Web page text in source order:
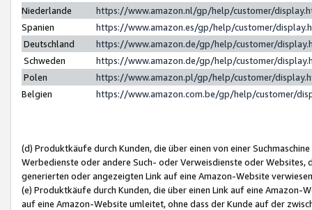
Niederlande
https://www.amazon.nl/gp/help/customer/
Spanien
https://www.amazon.es/gp/help/customer/
Deutschland
https://www.amazon.de/gp/help/customer/
Schweden
https://www.amazon.de/gp/help/customer/
Polen
https://www.amazon.pl/gp/help/customer/
Belgien
https://www.amazon.com.be/gp/help/customer/
(d) Produktkäufe durch Kunden, die über einen von einer
Werbedienste oder andere Such- oder Verweisdienste oder Websites,
generierten oder angezeigten Link auf eine Amazon-Website
(e) Produktkäufe durch Kunden, die über einen Link auf eine
auf eine Amazon-Website umleitet, ohne dass der Kunde auf der